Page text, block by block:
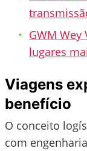
GWM Wey
lugares
Viagens
benefício
O conceito
com